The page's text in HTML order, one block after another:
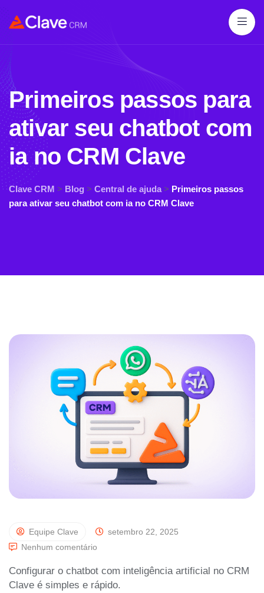
Primeiros passos para
ativar seu chatbot com
ia no CRM Clave
Clave CRM > Blog > Central de ajuda> Primeiros passos
para ativar seu chatbot com ia no CRM Clave
Equipe Clave
setembro 22, 2025
Nenhum comentário
Configurar o chatbot com inteligência artificial no CRM
Clave é simples e rápido.